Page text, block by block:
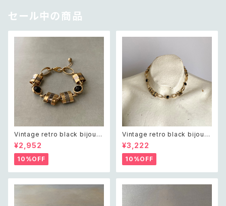
セール中の商品
Vintage retro black bijou b
icolor chain bracelet レトロ
ヴィンテージ アクセサリー ブラ
ック ビジュー バイカラー チェー
ン ブレスレット
¥2,952
10%OFF
Vintage retro black bijou b
icolor chain necklace レト
ロ ヴィンテージ アクセサリー ブ
ラック ビジュー バイカラー チェ
ーン ネックレス
¥3,222
10%OFF